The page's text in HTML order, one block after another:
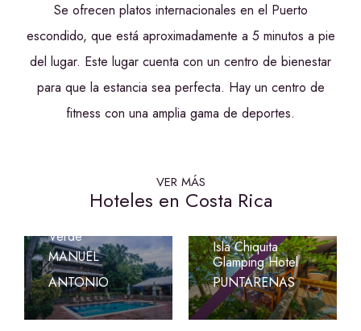
Se ofrecen platos internacionales en el Puerto
escondido, que está aproximadamente a 5 minutos a pie
del lugar. Este lugar cuenta con un centro de bienestar
para que la estancia sea perfecta. Hay un centro de
fitness con una amplia gama de deportes.
VER MÁS
Hoteles en Costa Rica
Verde
MANUEL
ANTONIO
Isla Chiquita
Glamping Hotel
PUNTARENAS